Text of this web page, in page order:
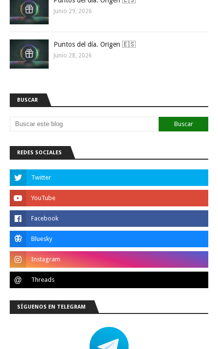
Junio 29, 2026
Puntos del día. Origen 🇪🇸
Junio 28, 2026
BUSCAR
REDES SOCIALES
SÍGUENOS EN TELEGRAM